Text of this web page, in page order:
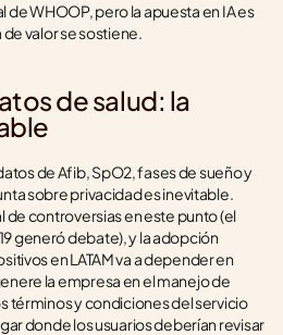
de WHOOP, pero la apuesta en IA es
valor se sostiene.
de salud: la
de Afib, SpO2, fases de sueño y
sobre privacidad es inevitable.
de controversias en este punto (el
generó debate), y la adopción
en LATAM va a depender en
la empresa en el manejo de
términos y condiciones del servicio
donde los usuarios deberían revisar